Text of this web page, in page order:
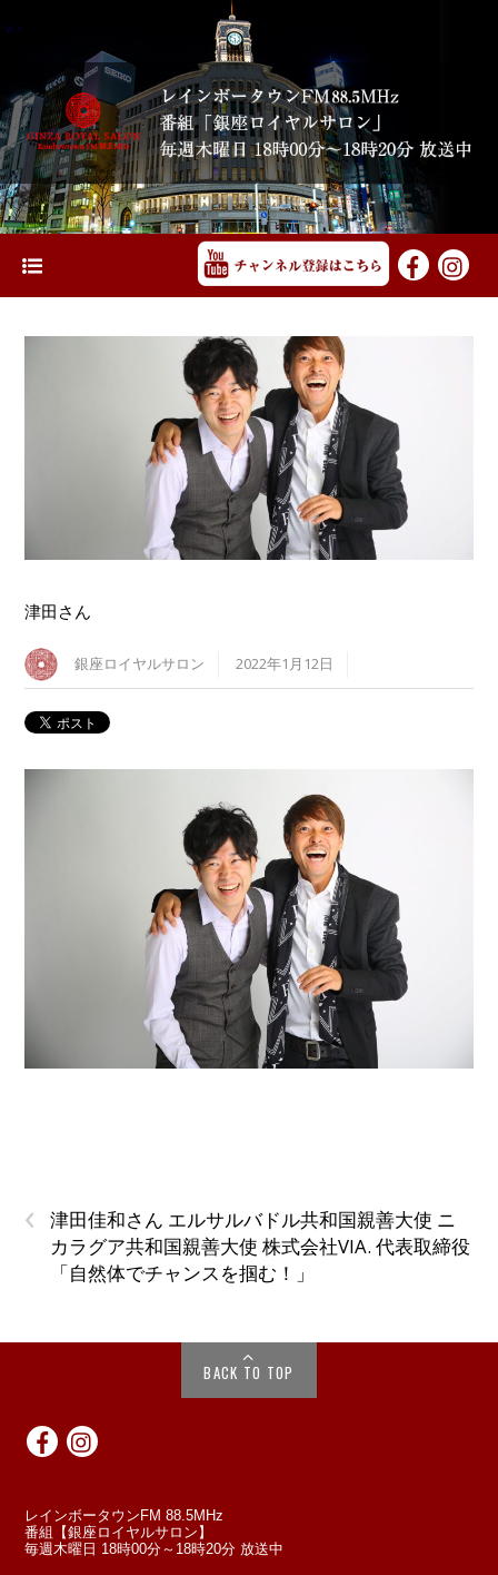
津田さん
銀座ロイヤルサロン 2022年1月12日
‹
津田佳和さん エルサルバドル共和国親善大使 ニ
カラグア共和国親善大使 株式会社VIA. 代表取締役
「自然体でチャンスを掴む！」
BACK TO TOP
レインボータウンFM 88.5MHz
番組【銀座ロイヤルサロン】
毎週木曜日 18時00分～18時20分 放送中